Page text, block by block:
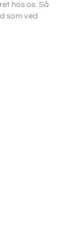
hos os. Så
som ved